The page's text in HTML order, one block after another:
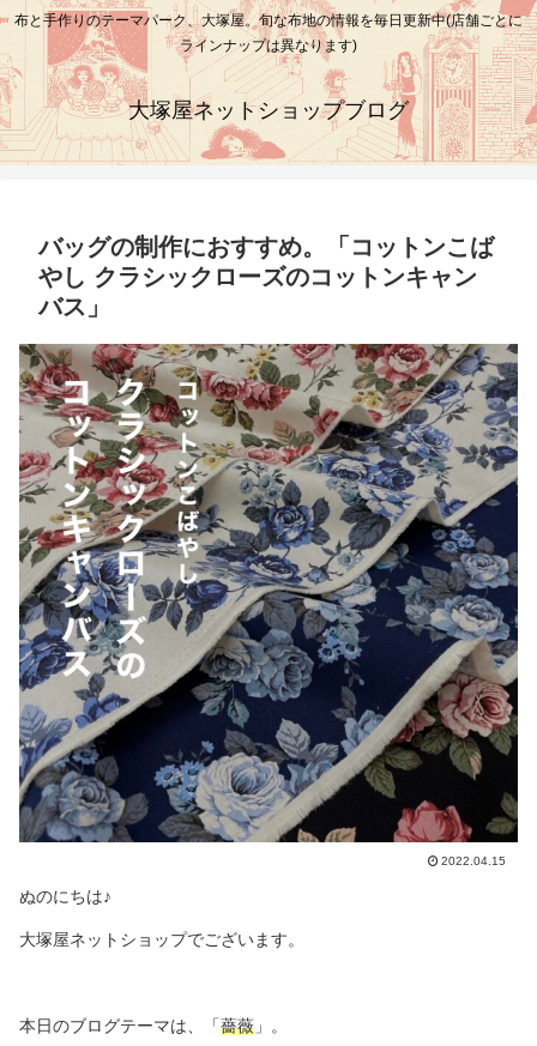
布と手作りのテーマパーク、大塚屋。旬な布地の情報を毎日更新中(店舗ごとに
ラインナップは異なります)
大塚屋ネットショップブログ
バッグの制作におすすめ。「コットンこば
やし クラシックローズのコットンキャン
バス」
2022.04.15
ぬのにちは♪
大塚屋ネットショップでございます。
本日のブログテーマは、「薔薇 」。